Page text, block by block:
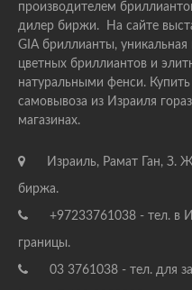
производителем
дилер биржи. На сайте
GIA бриллианты,
цветных бриллиантов и
натуральными фенси.
самовывоза из Израиля
магазинах.
Израиль, Рамат Ган, З.
биржа.
+97233761038 - тел. в
границы.
03 3761038 - тел. для